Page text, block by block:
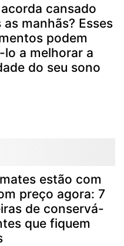
cansado
manhãs? Esses
podem
lo a melhorar a
do seu sono
estão com
preço agora: 7
de conservá-
que fiquem